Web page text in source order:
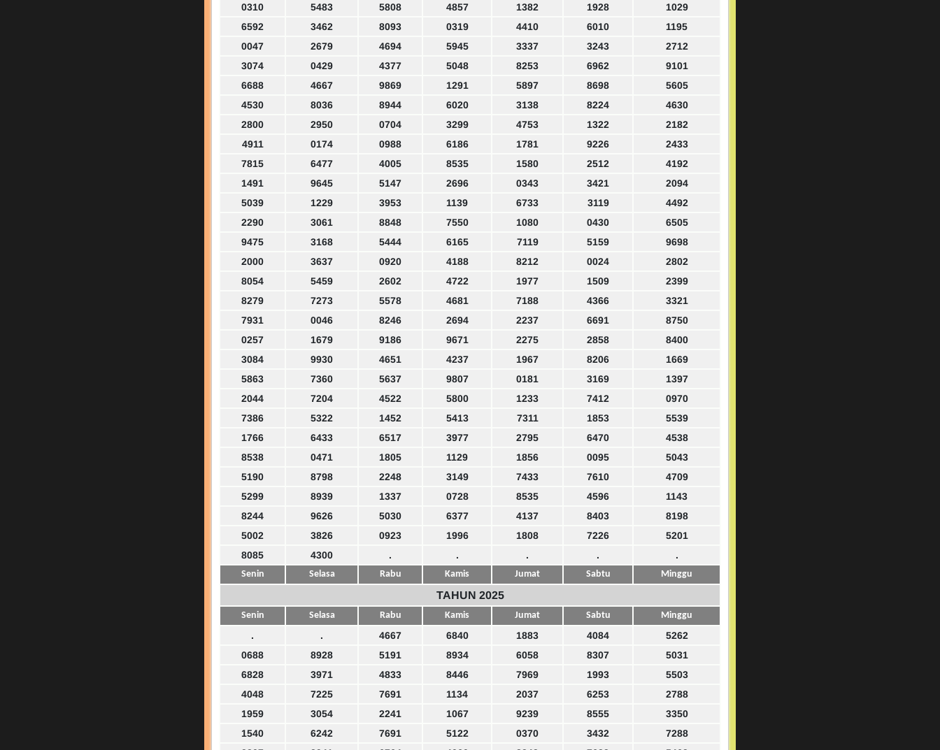
0310
5483 5808 4857 1382 1928
1029
6592
3462 8093 0319 4410 6010
1195
0047
2679 4694 5945 3337 3243
2712
3074
0429 4377 5048 8253 6962
9101
6688
4667 9869 1291 5897 8698
5605
4530
8036 8944 6020 3138 8224
4630
2800
2950 0704 3299 4753 1322
2182
4911
0174 0988 6186 1781 9226
2433
7815
6477 4005 8535 1580 2512
4192
1491
9645 5147 2696 0343 3421
2094
5039
1229 3953 1139 6733 3119
4492
2290
3061 8848 7550 1080 0430
6505
9475
3168 5444 6165 7119 5159
9698
2000
3637 0920 4188 8212 0024
2802
8054
5459 2602 4722 1977 1509
2399
8279
7273 5578 4681 7188 4366
3321
7931
0046 8246 2694 2237 6691
8750
0257
1679 9186 9671 2275 2858
8400
3084
9930 4651 4237 1967 8206
1669
5863
7360 5637 9807 0181 3169
1397
2044
7204 4522 5800 1233 7412
0970
7386
5322 1452 5413 7311 1853
5539
1766
6433 6517 3977 2795 6470
4538
8538
0471 1805 1129 1856 0095
5043
5190
8798 2248 3149 7433 7610
4709
5299
8939 1337 0728 8535 4596
1143
8244
9626 5030 6377 4137 8403
8198
5002
3826 0923 1996 1808 7226
5201
8085
4300 . . . . .
Senin Selasa Rabu Kamis Jumat Sabtu Minggu
TAHUN 2025
Senin Selasa Rabu Kamis Jumat Sabtu Minggu
. . 4667 6840 1883 4084
5262
0688
8928 5191 8934 6058 8307
5031
6828
3971 4833 8446 7969 1993
5503
4048
7225 7691 1134 2037 6253
2788
1959
3054 2241 1067 9239 8555
3350
1540
6242 7691 5122 0370 3432
7288